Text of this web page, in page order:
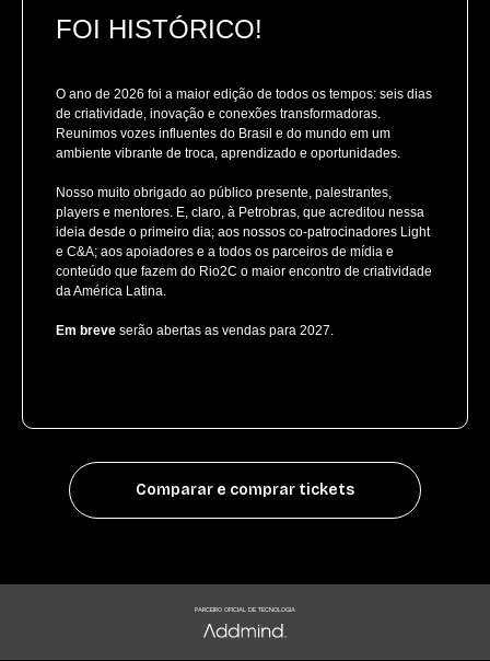
FOI HISTÓRICO!
O ano de 2026 foi a maior edição de todos os tempos: seis dias
de criatividade, inovação e conexões transformadoras.
Reunimos vozes influentes do Brasil e do mundo em um
ambiente vibrante de troca, aprendizado e oportunidades.
Nosso muito obrigado ao público presente, palestrantes,
players e mentores. E, claro, à Petrobras, que acreditou nessa
ideia desde o primeiro dia; aos nossos co-patrocinadores Light
e C&A; aos apoiadores e a todos os parceiros de mídia e
conteúdo que fazem do Rio2C o maior encontro de criatividade
da América Latina.
Em breve serão abertas as vendas para 2027.
Comparar e comprar tickets
PARCEIRO OFICIAL DE TECNOLOGIA